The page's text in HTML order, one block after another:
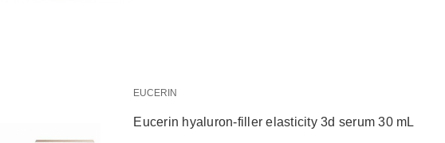
EUCERIN
Eucerin hyaluron-filler elasticity 3d serum 30 mL